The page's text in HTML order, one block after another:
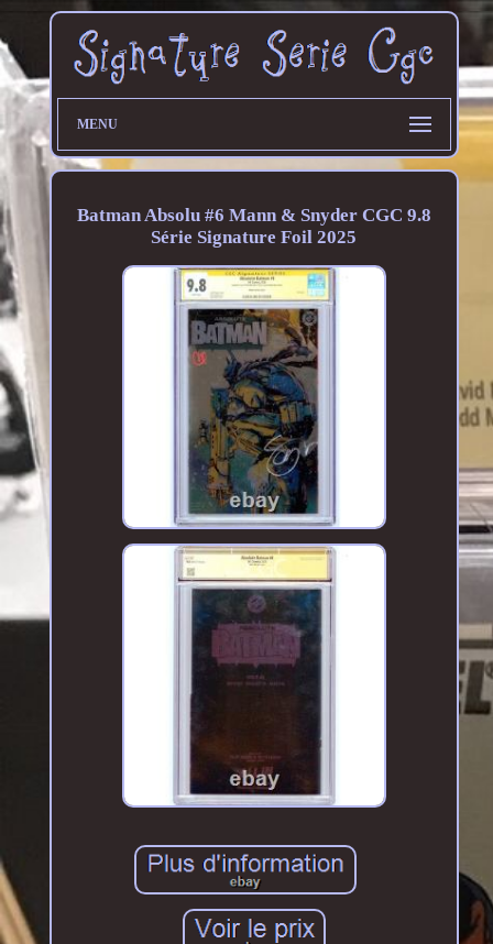
MENU
Batman Absolu #6 Mann & Snyder CGC 9.8
Série Signature Foil 2025